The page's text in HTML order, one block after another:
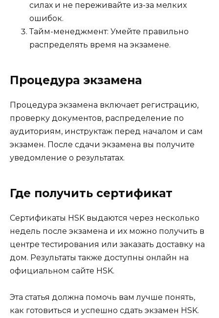
силах и не переживайте из-за мелких
ошибок.
Тайм-менеджмент: Умейте правильно
распределять время на экзамене.
Процедура экзамена
Процедура экзамена включает регистрацию,
проверку документов, распределение по
аудиториям, инструктаж перед началом и сам
экзамен. После сдачи экзамена вы получите
уведомление о результатах.
Где получить сертификат
Сертификаты HSK выдаются через несколько
недель после экзамена и их можно получить в
центре тестирования или заказать доставку на
дом. Результаты также доступны онлайн на
официальном сайте HSK.
Эта статья должна помочь вам лучше понять,
как готовиться и успешно сдать экзамен HSK.